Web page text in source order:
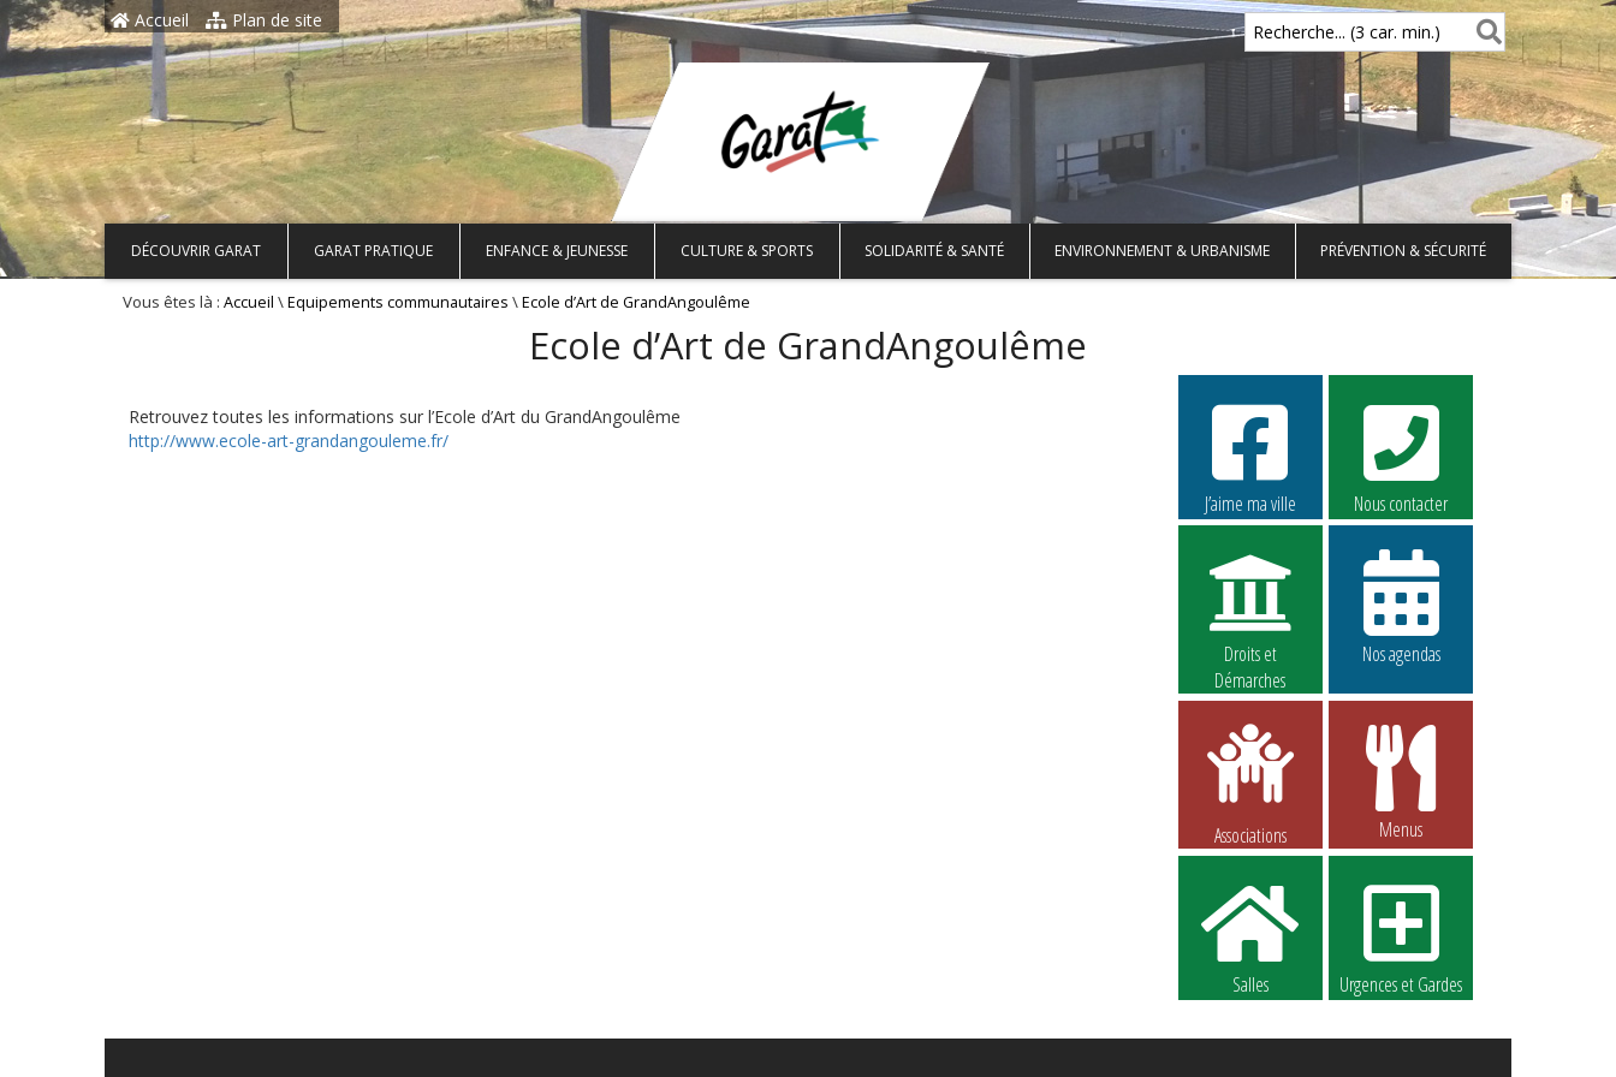
Aller au contenu principal
Accueil Plan de site
Recherche... (3 car. min.)
DÉCOUVRIR GARAT GARAT PRATIQUE ENFANCE & JEUNESSE CULTURE & SPORTS SOLIDARITÉ & SANTÉ ENVIRONNEMENT & URBANISME PRÉVENTION & SÉCURITÉ
Vous êtes là : Accueil \Equipements communautaires \Ecole d’Art de GrandAngoulême
Ecole d’Art de GrandAngoulême
Retrouvez toutes les informations sur l’Ecole d’Art du GrandAngoulême
http://www.ecole-art-grandangouleme.fr/
J’aime ma ville Nous contacter
Droits et
Démarches
Nos agendas
Associations Menus
Salles Urgences et Gardes